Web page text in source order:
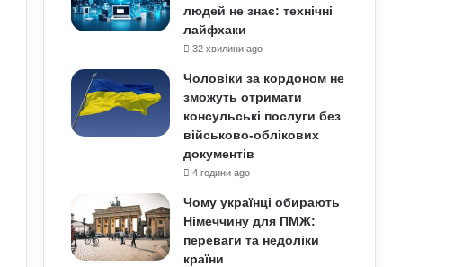
людей не знає: технічні
лайфхаки
32 хвилини ago
Чоловіки за кордоном не
зможуть отримати
консульські послуги без
військово-облікових
документів
4 години ago
Чому українці обирають
Німеччину для ПМЖ:
переваги та недоліки
країни